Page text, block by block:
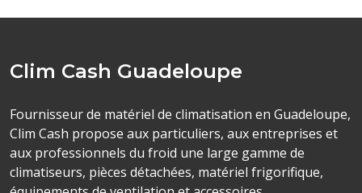
Clim Cash Guadeloupe
Fournisseur de matériel de climatisation en Guadeloupe,
Clim Cash propose aux particuliers, aux entreprises et
aux professionnels du froid une large gamme de
climatiseurs, pièces détachées, matériel frigorifique,